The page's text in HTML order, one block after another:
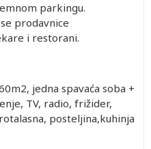
parkingu.
prodavnice
i restorani.
jedna spavaća soba +
TV, radio, frižider,
posteljina,kuhinja